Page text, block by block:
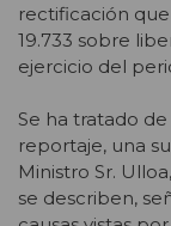
rectificación
19.733 sobre
ejercicio del
Se ha tratado
reportaje, una
Ministro Sr.
se describen,